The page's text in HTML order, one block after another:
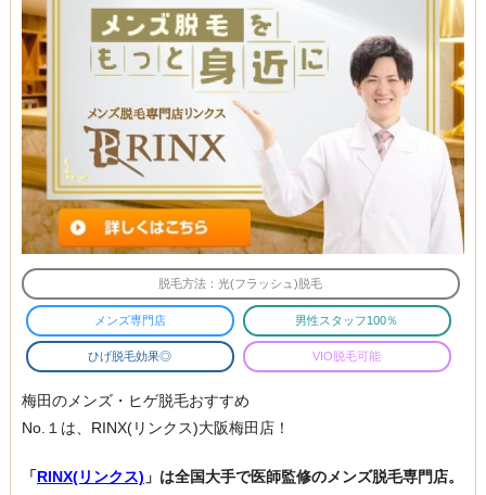
脱毛方法：光(フラッシュ)脱毛
メンズ専門店 男性スタッフ100％
ひげ脱毛効果◎ VIO脱毛可能
梅田のメンズ・ヒゲ脱毛おすすめ
No.１は、RINX(リンクス)大阪梅田店！
「RINX(リンクス) 」は全国大手で医師監修のメンズ脱毛専門店。